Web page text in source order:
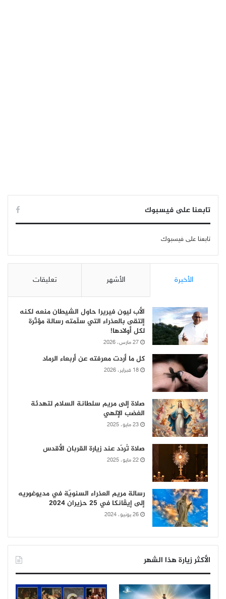
تابعنا على فيسبوك
تابعنا على فيسبوك
الأخيرة الأشهر تعليقات
الأب ليون فيريرا حاول الشيطان منعه لكنه
إلتقى بالعذراء التي سلّمته رسالة مؤثّرة
لكل أولادها!
27 مارس، 2026
كل ما أردت معرفته عن أربعاء الرماد
18 فبراير، 2026
صلاة إلى مريم سلطانة السلام لتهدئة
الغضب الإلهي
23 مايو، 2025
صلاة تُردّد عند زيارة القربان الأقدس
22 مايو، 2025
رسالة مريم العذراء السنويّة في مديوغوريه
إلى إيڤانكا في 25 حزيران 2024
26 يونيو، 2024
الأكثر زيارة هذا الشهر